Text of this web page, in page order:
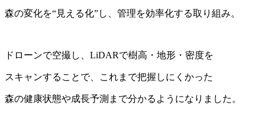
森の変化を“見える化”し、管理を効率化する取り組み。
ドローンで空撮し、LiDARで樹高・地形・密度を
スキャンすることで、これまで把握しにくかった
森の健康状態や成長予測まで分かるようになりました。